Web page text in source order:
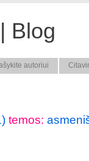
Blog
autoriui
temos: